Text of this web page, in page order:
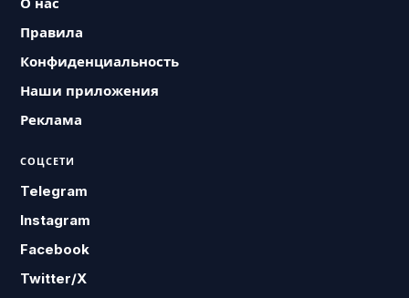
Правила
Конфиденциальность
Наши приложения
Реклама
СОЦСЕТИ
Telegram
Instagram
Facebook
Twitter/X